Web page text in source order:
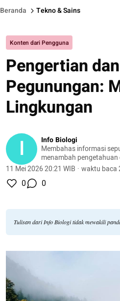
Beranda Tekno & Sains
Konten dari Pengguna
Pengertian
Pegunungan:
Lingkungan
I
Info Biologi
Membahas informasi
menambah
kehidupan sehari-hari.
11 Mei 2026 20:21 WIB · waktu baca
0 0
Tulisan dari Info Biologi tidak mewakili